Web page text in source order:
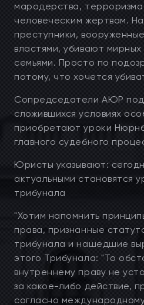
мародерства, терроризма
человеческим жертвам.
преступники,
властями, убивают
семьями. Просто по
потому, что хочется
Сопредседатели АЮР
сложившихся условиях
приобретают уроки
главного судебного
Юристы указывают:
актуальными становятся
трибунала
"Хотим напомнить
права, признанные
трибунала и нашедшие
этого Трибунала: "То
внутреннему праву не
за какое-либо действие,
согласно